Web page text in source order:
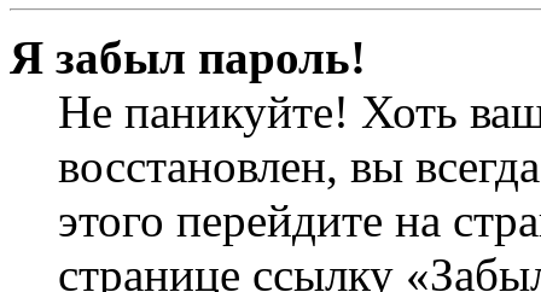
Я забыл пароль!
Не паникуйте! Хоть
восстановлен, вы
этого перейдите на
странице ссылку